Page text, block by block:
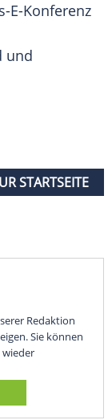
E-Konferenz
und
STARTSEITE
Redaktion
Sie können
wieder